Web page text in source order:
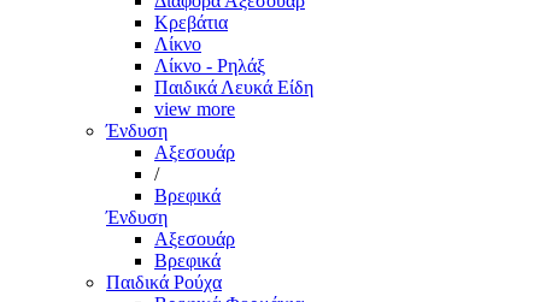
Κρεβάτια
Λίκνο
Λίκνο - Ρηλάξ
Παιδικά Λευκά Είδη
view more
Ένδυση
Αξεσουάρ
/
Βρεφικά
Ένδυση
Αξεσουάρ
Βρεφικά
Παιδικά Ρούχα